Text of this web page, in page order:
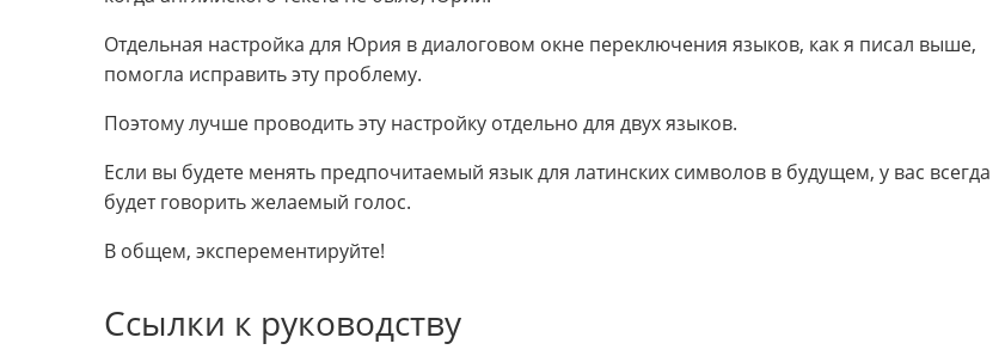
Отдельная настройка для Юрия в диалоговом окне переключения языков, как я писал выше,
помогла исправить эту проблему.
Поэтому лучше проводить эту настройку отдельно для двух языков.
Если вы будете менять предпочитаемый язык для латинских символов в будущем, у вас всегда
будет говорить желаемый голос.
В общем, эксперементируйте!
Ссылки к руководству